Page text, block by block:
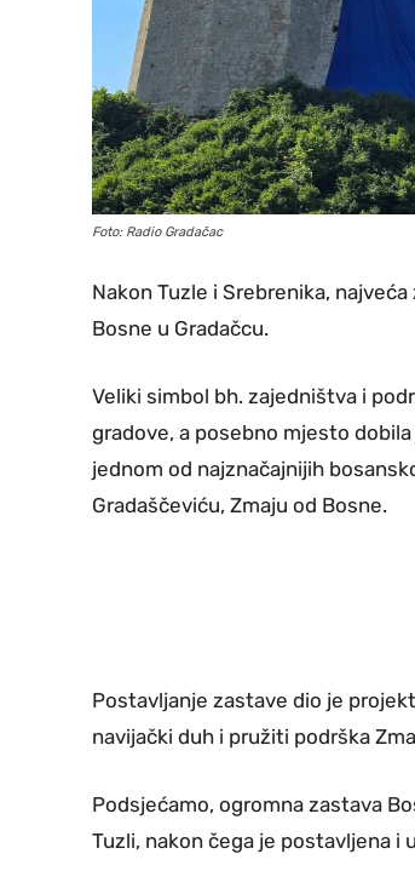
Foto: Radio Gradačac
Nakon Tuzle i Srebrenika,
Bosne u Gradačcu.
Veliki simbol bh. zajedništva i
gradove, a posebno mjesto
jednom od najznačajnijih
Gradaščeviću, Zmaju od Bosne.
Postavljanje zastave dio je
navijački duh i pružiti podrška
Podsjećamo, ogromna zastava
Tuzli, nakon čega je postavljena i